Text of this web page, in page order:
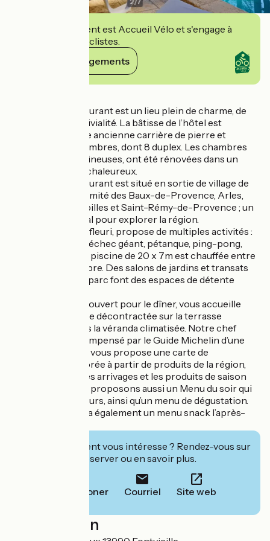
Cet établissement est Accueil Vélo et s'engage à
accueillir des cyclistes.
Voir ses engagements
Notre hôtel-restaurant est un lieu plein de charme, de
beauté et de convivialité. La bâtisse de l’hôtel est
construite sur une ancienne carrière de pierre et
dispose de 38 chambres, dont 8 duplex. Les chambres
spacieuses et lumineuses, ont été rénovées dans un
style moderne et chaleureux.
Notre hôtel-restaurant est situé en sortie de village de
Fontvieille, à proximité des Baux-de-Provence, Arles,
Maussane-les-Alpilles et Saint-Rémy-de-Provence ; un
emplacement idéal pour explorer la région.
Le parc, arboré et fleuri, propose de multiples activités :
piscine, mini-golf, échec géant, pétanque, ping-pong,
badminton etc. La piscine de 20 x 7m est chauffée entre
mi-mai et septembre. Des salons de jardins et transats
éparpillés dans le parc font des espaces de détente
Notre restaurant, ouvert pour le dîner, vous accueille
dans une ambiance décontractée sur la terrasse
ombragée ou dans la véranda climatisée. Notre chef
Kohei Ohata, récompensé par le Guide Michelin d’une
Assiette Michelin, vous propose une carte de
suggestions élaborée à partir de produits de la région,
qui évolue selon les arrivages et les produits de saison
disponibles. Nous proposons aussi un Menu du soir qui
change tous les jours, ainsi qu’un menu de dégustation.
En juillet-août, il y a également un menu snack l’après-
Cet établissement vous intéresse ? Rendez-vous sur
leur site pour réserver ou en savoir plus.
Téléphoner Courriel Site web
Localisation